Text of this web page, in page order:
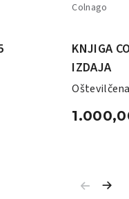
Colnago
KNJIGA
IZDAJA